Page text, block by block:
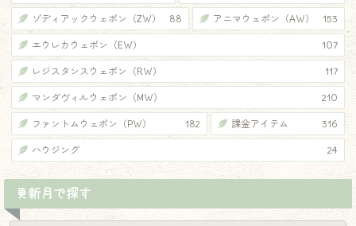
ゾディアックウェポン（ZW） 88 アニマウェポン（AW） 153
エウレカウェポン（EW） 107
レジスタンスウェポン（RW） 117
マンダヴィルウェポン（MW） 210
ファントムウェポン（PW） 182 課金アイテム 316
ハウジング 24
更新月で探す